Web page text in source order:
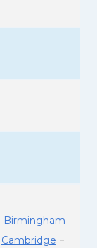
Birmingham
Cambridge -